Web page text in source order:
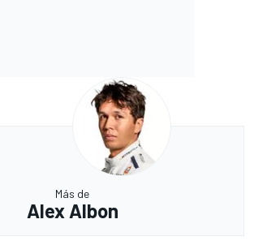
Más de
Alex Albon